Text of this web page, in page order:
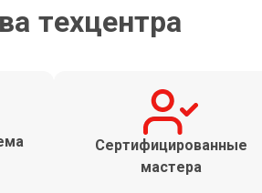
техцентра
Сертифицированные
мастера